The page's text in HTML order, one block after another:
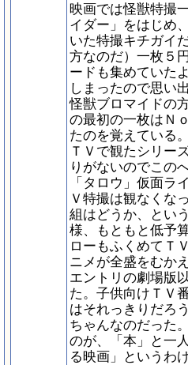
映画では怪獣特撮
イダー」をはじめ
いた特撮キチガイ
方なのだ）一枚５
ードも集めていた
しまったので思い
怪獣ブロマイドの
の最初の一枚はＮ
たのを覚えている
ＴＶで観たシリー
りがないのでこの
「タロウ」仮面ラ
Ｖ特撮は観なくな
組はどうか、とい
様、もともと低予
ローもふくめてＴ
ニメが全盛をむか
エントリの劇場版
た。子供向けＴＶ
はそれっきりだろ
ちゃんなのだった
のが、「本」と一
る映画」というわ